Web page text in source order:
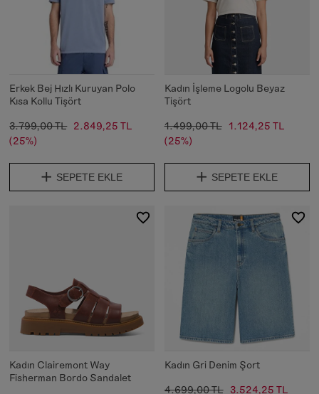
Erkek Bej Hızlı Kuruyan Polo
Kısa Kollu Tişört
3.799,00 TL 2.849,25 TL
(25%)
SEPETE EKLE
Kadın İşleme Logolu Beyaz
Tişört
1.499,00 TL 1.124,25 TL
(25%)
SEPETE EKLE
Kadın Clairemont Way
Fisherman Bordo Sandalet
Kadın Gri Denim Şort
4.699,00 TL
3.524,25 TL